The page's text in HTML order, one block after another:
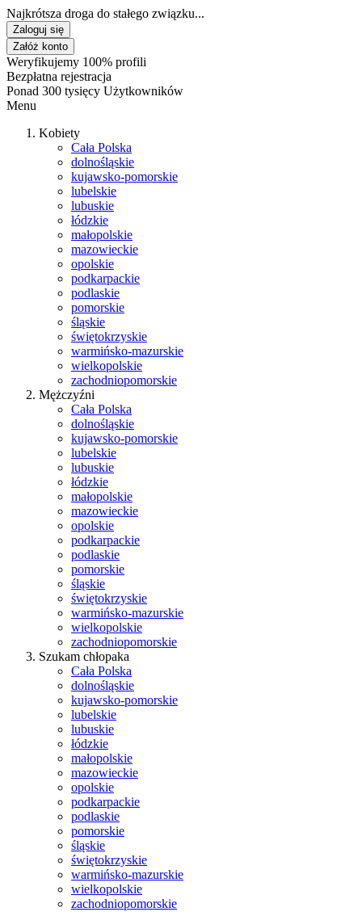
Najkrótsza droga do stałego związku...
Zaloguj się
Załóż konto
Weryfikujemy 100% profili
Bezpłatna rejestracja
Ponad 300 tysięcy Użytkowników
Menu
Kobiety
Cała Polska
dolnośląskie
kujawsko-pomorskie
lubelskie
lubuskie
łódzkie
małopolskie
mazowieckie
opolskie
podkarpackie
podlaskie
pomorskie
śląskie
świętokrzyskie
warmińsko-mazurskie
wielkopolskie
zachodniopomorskie
Mężczyźni
Cała Polska
dolnośląskie
kujawsko-pomorskie
lubelskie
lubuskie
łódzkie
małopolskie
mazowieckie
opolskie
podkarpackie
podlaskie
pomorskie
śląskie
świętokrzyskie
warmińsko-mazurskie
wielkopolskie
zachodniopomorskie
Szukam chłopaka
Cała Polska
dolnośląskie
kujawsko-pomorskie
lubelskie
lubuskie
łódzkie
małopolskie
mazowieckie
opolskie
podkarpackie
podlaskie
pomorskie
śląskie
świętokrzyskie
warmińsko-mazurskie
wielkopolskie
zachodniopomorskie